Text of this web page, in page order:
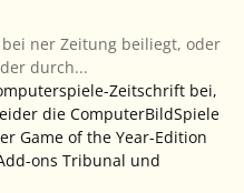
ner Zeitung beiliegt, oder
durch...
Zeitschrift bei,
die ComputerBildSpiele
Game of the Year-Edition
ons Tribunal und